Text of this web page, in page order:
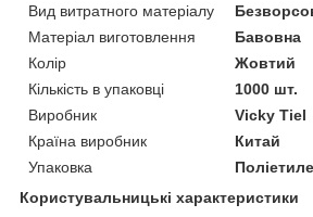
Вид витратного матеріалу
Матеріал виготовлення
Бавовна
Колір
Жовтий
Кількість в упаковці
1000 шт.
Виробник
Vicky Tiel
Країна виробник
Китай
Упаковка
Користувальницькі характеристики